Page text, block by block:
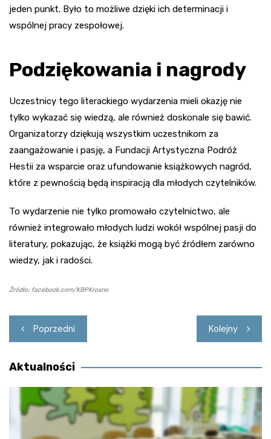
jeden punkt. Było to możliwe dzięki ich determinacji i
wspólnej pracy zespołowej.
Podziękowania i nagrody
Uczestnicy tego literackiego wydarzenia mieli okazję nie
tylko wykazać się wiedzą, ale również doskonale się bawić.
Organizatorzy dziękują wszystkim uczestnikom za
zaangażowanie i pasję, a Fundacji Artystyczna Podróż
Hestii za wsparcie oraz ufundowanie książkowych nagród,
które z pewnością będą inspiracją dla młodych czytelników.
To wydarzenie nie tylko promowało czytelnictwo, ale
również integrowało młodych ludzi wokół wspólnej pasji do
literatury, pokazując, że książki mogą być źródłem zarówno
wiedzy, jak i radości.
Źródło: facebook.com/KBPKrosno
Nawigacja
wpisu
Poprzedni Kolejny
Aktualności